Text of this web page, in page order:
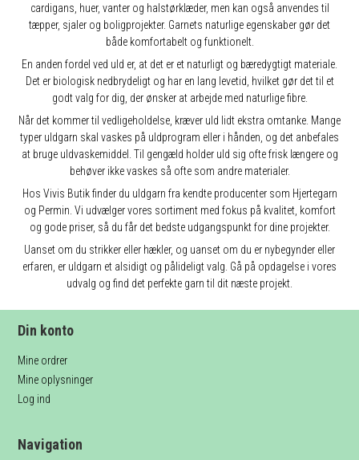
cardigans, huer, vanter og halstørklæder, men kan også anvendes til
tæpper, sjaler og boligprojekter. Garnets naturlige egenskaber gør det
både komfortabelt og funktionelt.
En anden fordel ved uld er, at det er et naturligt og bæredygtigt materiale.
Det er biologisk nedbrydeligt og har en lang levetid, hvilket gør det til et
godt valg for dig, der ønsker at arbejde med naturlige fibre.
Når det kommer til vedligeholdelse, kræver uld lidt ekstra omtanke. Mange
typer uldgarn skal vaskes på uldprogram eller i hånden, og det anbefales
at bruge uldvaskemiddel. Til gengæld holder uld sig ofte frisk længere og
behøver ikke vaskes så ofte som andre materialer.
Hos Vivis Butik finder du uldgarn fra kendte producenter som Hjertegarn
og Permin. Vi udvælger vores sortiment med fokus på kvalitet, komfort
og gode priser, så du får det bedste udgangspunkt for dine projekter.
Uanset om du strikker eller hækler, og uanset om du er nybegynder eller
erfaren, er uldgarn et alsidigt og pålideligt valg. Gå på opdagelse i vores
udvalg og find det perfekte garn til dit næste projekt.
Din konto
Mine ordrer
Mine oplysninger
Log ind
Navigation